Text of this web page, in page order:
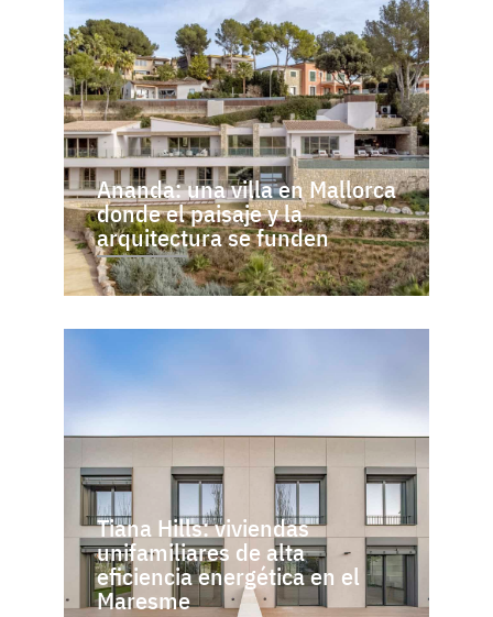
Ananda: una villa en Mallorca
donde el paisaje y la
arquitectura se funden
Tiana Hills: viviendas
unifamiliares de alta
eficiencia energética en el
Maresme